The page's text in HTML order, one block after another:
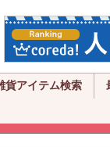
貨アイテム検索